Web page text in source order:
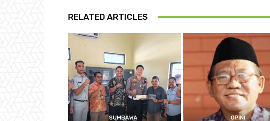
RELATED ARTICLES
SUMBAWA OPINI